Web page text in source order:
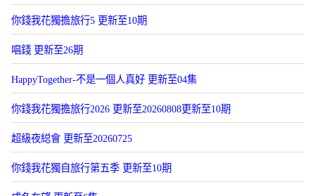
你錢我花獨擔旅行5 更新至10期
唱錢 更新至26期
HappyTogether-不是一個人真好 更新至04集
你錢我花獨擔旅行2026 更新至20260808更新至10期
超級夜縂會 更新至20260725
你錢我花獨自旅行第五季 更新至10期